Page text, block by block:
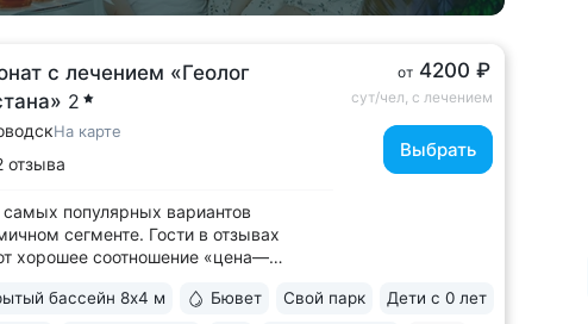
с лечением «Геолог
2
На карте
отзыва
популярных вариантов
сегменте. Гости в отзывах
хорошее соотношение «цена—
горы Бештау. Тишина и покой.
от 4200 ₽
сут/чел, с лечением
Выбрать
бассейн 8х4 м Бювет Свой парк Дети с 0 лет